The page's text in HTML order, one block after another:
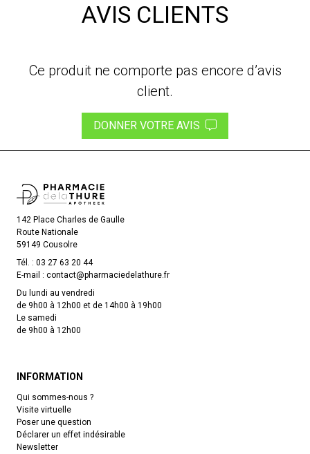
AVIS CLIENTS
Ce produit ne comporte pas encore d’avis
client.
DONNER VOTRE AVIS
142 Place Charles de Gaulle
Route Nationale
59149 Cousolre
Tél. : 03 27 63 20 44
E-mail : contact@pharmaciedelathure.fr
Du lundi au vendredi
de 9h00 à 12h00 et de 14h00 à 19h00
Le samedi
de 9h00 à 12h00
INFORMATION
Qui sommes-nous ?
Visite virtuelle
Poser une question
Déclarer un effet indésirable
Newsletter